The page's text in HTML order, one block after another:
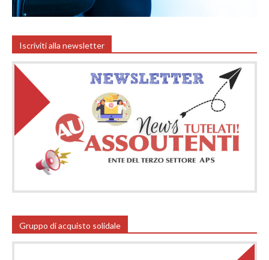
Iscriviti alla newsletter
Gruppo di acquisto solidale